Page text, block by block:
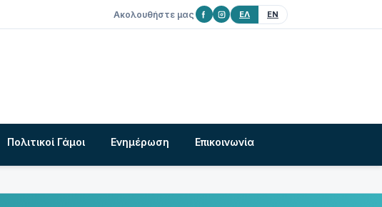
Ακολουθήστε μας ΕΛ EN
Πολιτικοί Γάμοι Ενημέρωση Επικοινωνία